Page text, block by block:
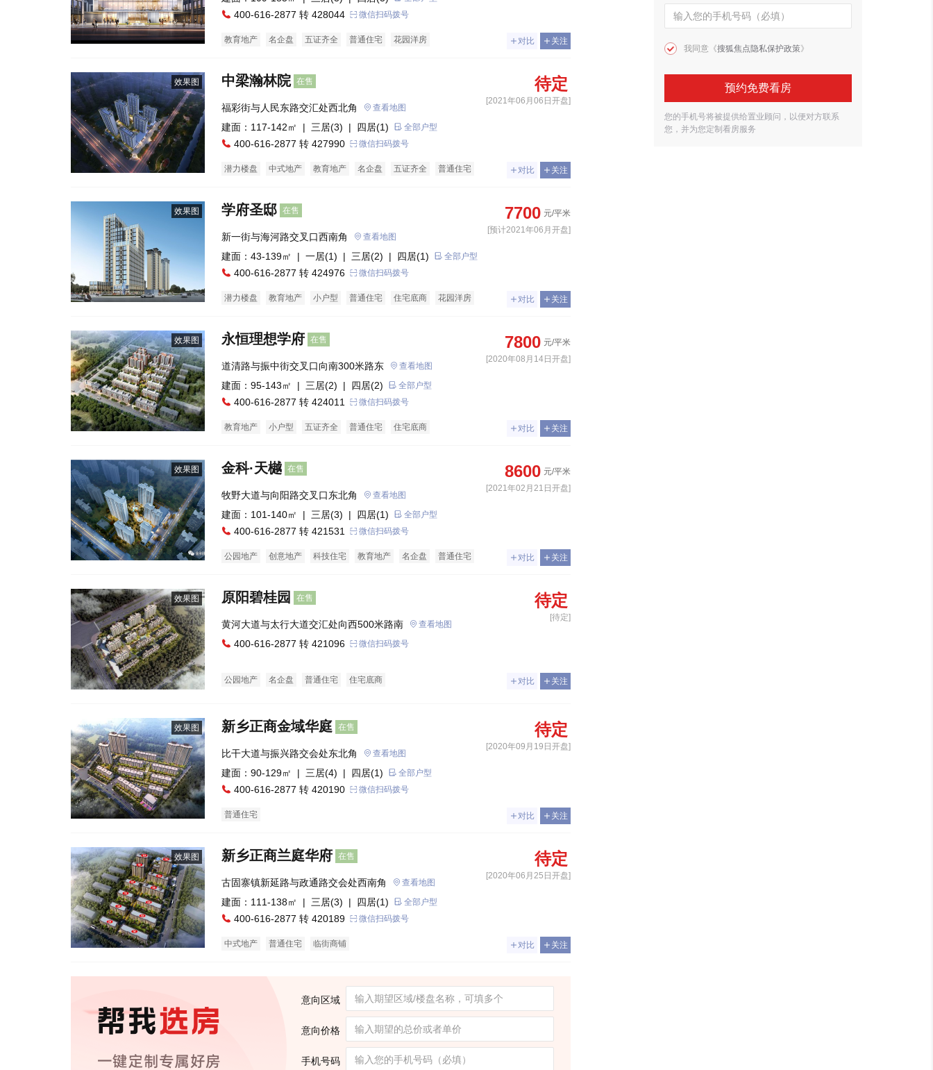
400-616-2877 转 428044 微信扫码拨号
教育地产 名企盘 五证齐全 普通住宅 花园洋房 对比 关注
效果图 中梁瀚林院 在售 待定
[2021年06月06日开盘]
福彩街与人民东路交汇处西北角 查看地图
建面：117-142㎡ | 三居(3) | 四居(1) 全部户型
400-616-2877 转 427990 微信扫码拨号
潜力楼盘 中式地产 教育地产 名企盘 五证齐全
普通住宅
对比 关注
效果图 学府圣邸 在售 7700 元/平米
[预计2021年06月开盘]
新一街与海河路交叉口西南角 查看地图
建面：43-139㎡ | 一居(1) | 三居(2) | 四居(1) 全部户型
400-616-2877 转 424976 微信扫码拨号
潜力楼盘 教育地产 小户型 普通住宅 住宅底商
花园洋房
对比 关注
效果图 永恒理想学府 在售 7800 元/平米
[2020年08月14日开盘]
道清路与振中街交叉口向南300米路东 查看地图
建面：95-143㎡ | 三居(2) | 四居(2) 全部户型
400-616-2877 转 424011 微信扫码拨号
教育地产 小户型 五证齐全 普通住宅 住宅底商 对比 关注
效果图 金科·天樾 在售 8600 元/平米
[2021年02月21日开盘]
牧野大道与向阳路交叉口东北角 查看地图
建面：101-140㎡ | 三居(3) | 四居(1) 全部户型
400-616-2877 转 421531 微信扫码拨号
公园地产 创意地产 科技住宅 教育地产 名企盘
普通住宅
对比 关注
效果图 原阳碧桂园 在售 待定
[待定]
黄河大道与太行大道交汇处向西500米路南 查看地图
400-616-2877 转 421096 微信扫码拨号
公园地产 名企盘 普通住宅 住宅底商 对比 关注
效果图 新乡正商金域华庭 在售 待定
[2020年09月19日开盘]
比干大道与振兴路交会处东北角 查看地图
建面：90-129㎡ | 三居(4) | 四居(1) 全部户型
400-616-2877 转 420190 微信扫码拨号
普通住宅 对比 关注
效果图 新乡正商兰庭华府 在售 待定
[2020年06月25日开盘]
古固寨镇新延路与政通路交会处西南角 查看地图
建面：111-138㎡ | 三居(3) | 四居(1) 全部户型
400-616-2877 转 420189 微信扫码拨号
中式地产 普通住宅 临街商铺 对比 关注
意向区域
意向价格
手机号码
我同意《搜狐焦点隐私保护政策》
预约免费看房
您的手机号将被提供给置业顾问，以便对方联系
您，并为您定制看房服务